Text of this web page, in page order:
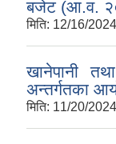
बजेट (आ.व.
मिति: 12/16/
खानेपानी
अन्तर्गतका
मिति: 11/20/